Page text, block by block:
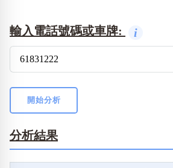
無0無1無2無3無4
輸入電話號碼或車牌: i
開始分析
分析結果